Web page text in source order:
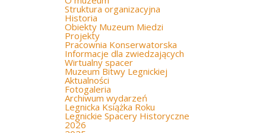
Struktura organizacyjna
Historia
Obiekty Muzeum Miedzi
Projekty
Pracownia Konserwatorska
Informacje dla zwiedzających
Wirtualny spacer
Muzeum Bitwy Legnickiej
Aktualności
Fotogaleria
Archiwum wydarzeń
Legnicka Książka Roku
Legnickie Spacery Historyczne
2026